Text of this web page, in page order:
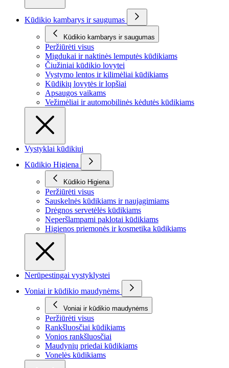
Kūdikio kambarys ir saugumas
Kūdikio kambarys ir saugumas
Peržiūrėti visus
Migdukai ir naktinės lemputės kūdikiams
Čiužiniai kūdikio lovytei
Vystymo lentos ir kilimėliai kūdikiams
Kūdikių lovytės ir lopšiai
Apsaugos vaikams
Vežimėliai ir automobilinės kėdutės kūdikiams
Vystyklai kūdikiui
Kūdikio Higiena
Kūdikio Higiena
Peržiūrėti visus
Sauskelnės kūdikiams ir naujagimiams
Drėgnos servetėlės kūdikiams
Neperšlampami paklotai kūdikiams
Higienos priemonės ir kosmetika kūdikiams
Nerūpestingai vystyklystei
Voniai ir kūdikio maudynėms
Voniai ir kūdikio maudynėms
Peržiūrėti visus
Rankšluosčiai kūdikiams
Vonios rankšluosčiai
Maudynių priedai kūdikiams
Vonelės kūdikiams